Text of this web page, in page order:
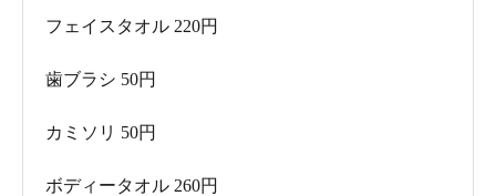
フェイスタオル 220円
歯ブラシ 50円
カミソリ 50円
ボディータオル 260円